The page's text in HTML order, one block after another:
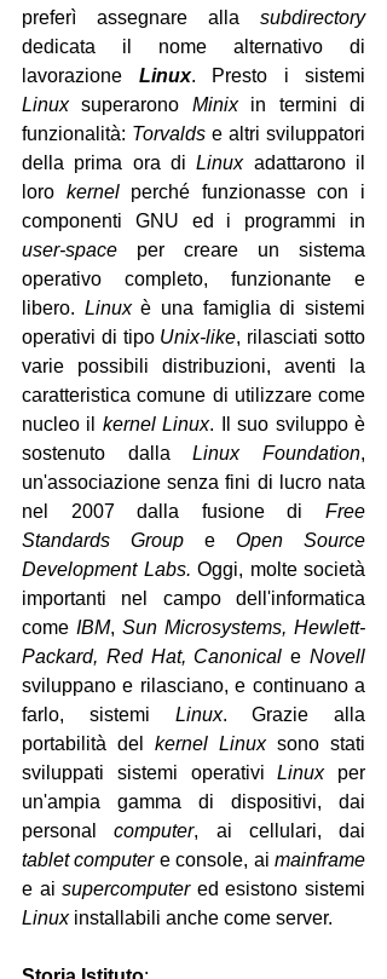
preferì assegnare alla subdirectory
dedicata il nome alternativo di
lavorazione Linux
Linux superarono Minix in termini di
funzionalità: Torvalds e altri sviluppatori
della prima ora di Linux adattarono il
loro kernel perché funzionasse con i
user-space per creare un sistema
operativo completo, funzionante e
libero. Linux è una famiglia di sistemi
operativi di tipo Unix-like, rilasciati sotto
varie possibili distribuzioni, aventi la
caratteristica comune di utilizzare come
nucleo il kernel Linux. Il suo sviluppo è
sostenuto dalla Linux Foundation,
un'associazione senza fini di lucro nata
nel 2007 dalla fusione di Free
Standards Group e Open Source
Development Labs. Oggi, molte società
importanti nel campo dell'informatica
come IBM, Sun Microsystems, Hewlett-
Packard, Red Hat, Canonical e Novell
sviluppano e rilasciano, e continuano a
farlo, sistemi Linux. Grazie alla
portabilità del kernel Linux sono stati
sviluppati sistemi operativi Linux per
un'ampia gamma di dispositivi, dai
personal computer
tablet computer e console, ai mainframe
e ai supercomputer
Linux installabili anche come server.